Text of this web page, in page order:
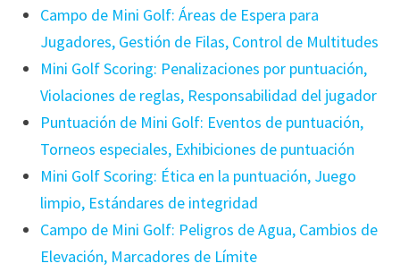
Campo de Mini Golf: Áreas de Espera para
Jugadores, Gestión de Filas, Control de Multitudes
Mini Golf Scoring: Penalizaciones por puntuación,
Violaciones de reglas, Responsabilidad del jugador
Puntuación de Mini Golf: Eventos de puntuación,
Torneos especiales, Exhibiciones de puntuación
Mini Golf Scoring: Ética en la puntuación, Juego
limpio, Estándares de integridad
Campo de Mini Golf: Peligros de Agua, Cambios de
Elevación, Marcadores de Límite